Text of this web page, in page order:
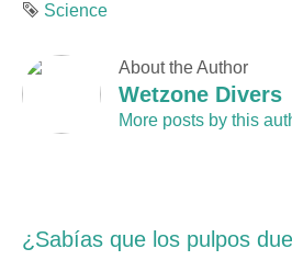
Tag
Science
About the Author
Wetzone Divers
More posts by this
¿Sabías que los pulpos